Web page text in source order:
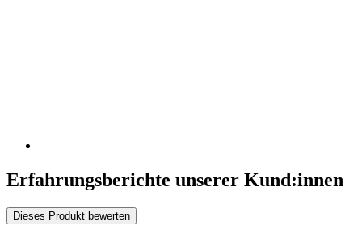
Erfahrungsberichte unserer Kund:innen
Dieses Produkt bewerten